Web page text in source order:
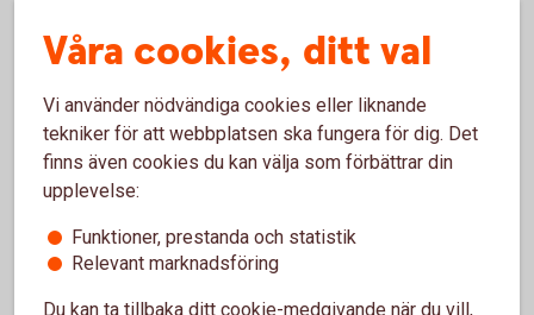
Pay-appen och verifiera kortet med Mobilt BankID.
För att använda Samsung Pay behöver du välja en
verifieringsmetod. Du kan verifiera dig med iris,
fingeravtryck eller en kod kopplad till Samsung Pay.
Våra cookies, ditt val
Vi använder nödvändiga cookies eller liknande
tekniker för att webbplatsen ska fungera för dig. Det
finns även cookies du kan välja som förbättrar din
upplevelse:
Funktioner, prestanda och statistik
Relevant marknadsföring
Du kan ta tillbaka ditt cookie-medgivande när du vill,